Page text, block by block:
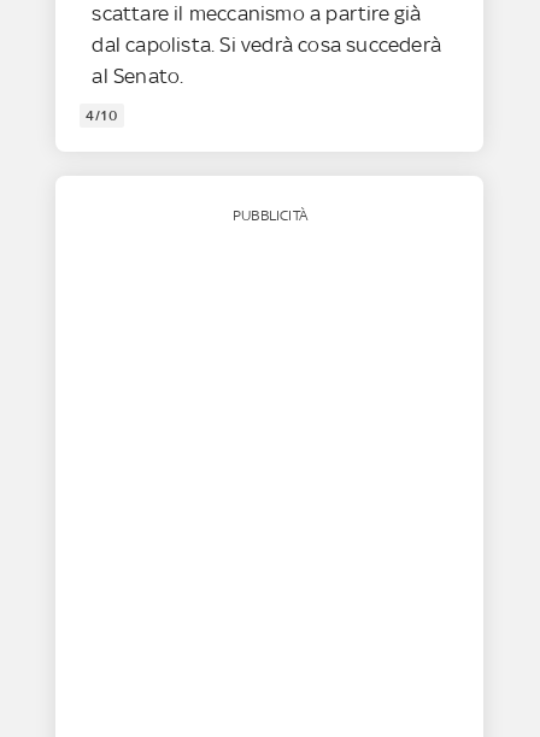
scattare il meccanismo a partire già
dal capolista. Si vedrà cosa succederà
al Senato.
4/10
PUBBLICITÀ